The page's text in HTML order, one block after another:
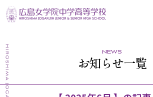
news
お知らせ一覧